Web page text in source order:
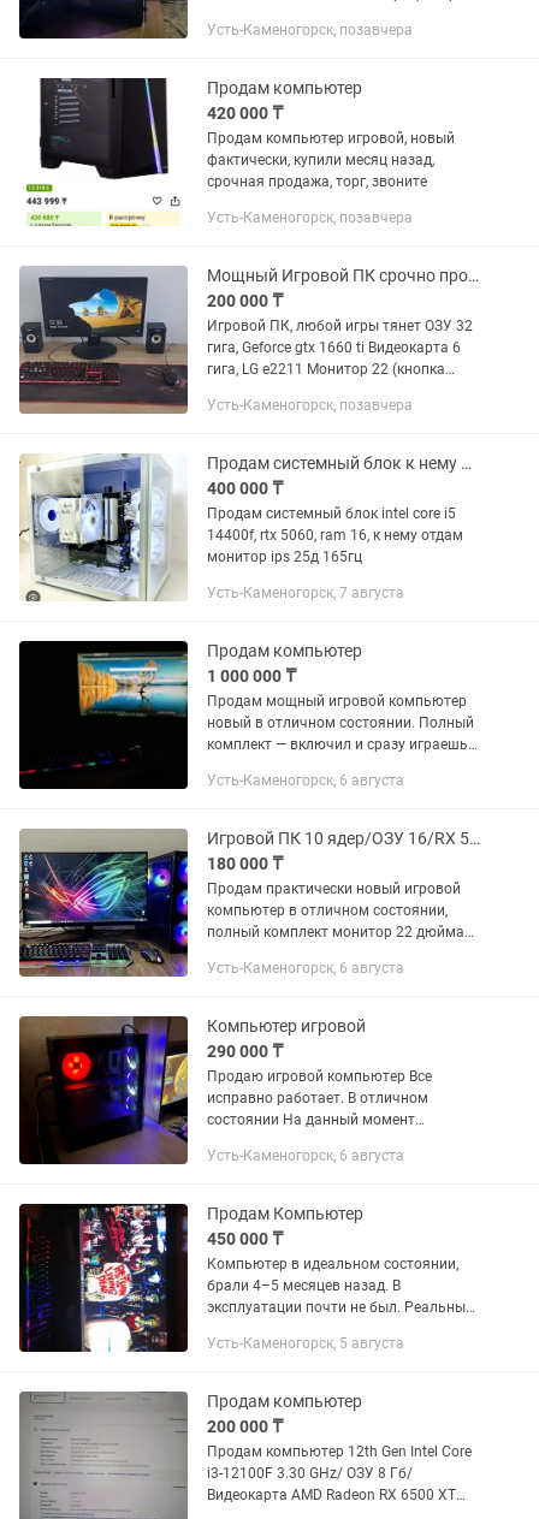
Системная плата ONDA H610E-B
Усть-Каменогорск, позавчера
Продам компьютер
420 000 ₸
Продам компьютер игровой, новый
фактически, купили месяц назад,
срочная продажа, торг, звоните
Усть-Каменогорск, позавчера
Мощный Игровой ПК срочно продам
200 000 ₸
Игровой ПК, любой игры тянет ОЗУ 32
гига, Geforce gtx 1660 ti Видеокарта 6
гига, LG e2211 Монитор 22 (кнопка
Мышка 2 шт, клавиатура 2 шт, Колонка,
Усть-Каменогорск, позавчера
Продам системный блок к нему монитор
400 000 ₸
Продам системный блок intel core i5
14400f, rtx 5060, ram 16, к нему отдам
монитор ips 25д 165гц
Усть-Каменогорск, 7 августа
Продам компьютер
1 000 000 ₸
Продам мощный игровой компьютер
новый в отличном состоянии. Полный
комплект — включил и сразу играешь
февраля 2026г Характеристики:
Усть-Каменогорск, 6 августа
Игровой ПК 10 ядер/ОЗУ 16/RX 570 8gb!
180 000 ₸
Продам практически новый игровой
компьютер в отличном состоянии,
полный комплект монитор 22 дюйма
любые игры на высоких настройках
Усть-Каменогорск, 6 августа
Компьютер игровой
290 000 ₸
Продаю игровой компьютер Все
исправно работает. В отличном
состоянии На данный момент
характеристики: Видеокарта: NVIDIA
Усть-Каменогорск, 6 августа
Продам Компьютер
450 000 ₸
Компьютер в идеальном состоянии,
брали 4–5 месяцев назад. В
эксплуатации почти не был. Реальным
Core i5-12400F Поколение процессора
Усть-Каменогорск, 5 августа
Продам компьютер
200 000 ₸
Продам компьютер 12th Gen Intel Core
i3-12100F 3.30 GHz/ ОЗУ 8 Гб/
Видеокарта AMD Radeon RX 6500 XT